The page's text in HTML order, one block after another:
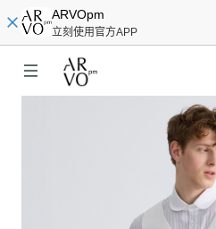
ARVOpm
立刻使用官方APP